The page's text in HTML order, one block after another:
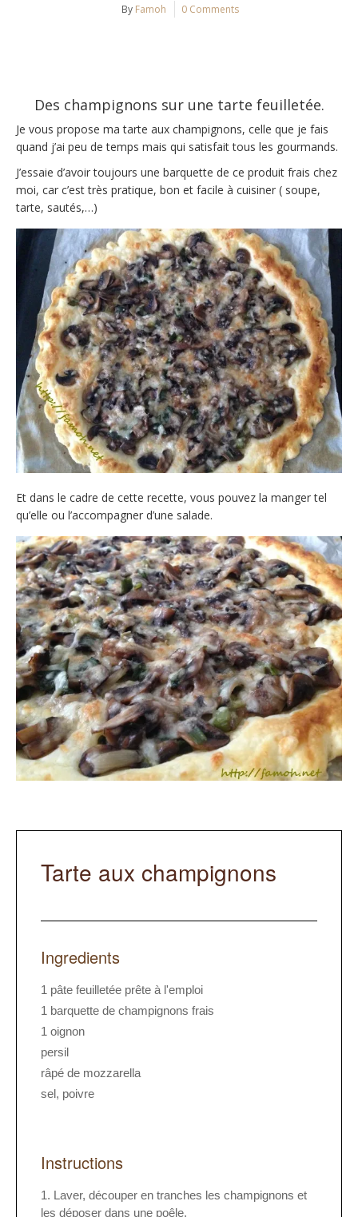
By Famoh 0 Comments
Des champignons sur une tarte feuilletée.
Je vous propose ma tarte aux champignons, celle que je fais
quand j’ai peu de temps mais qui satisfait tous les gourmands.
J’essaie d’avoir toujours une barquette de ce produit frais chez
moi, car c’est très pratique, bon et facile à cuisiner ( soupe,
tarte, sautés,…)
Et dans le cadre de cette recette, vous pouvez la manger tel
qu’elle ou l’accompagner d’une salade.
Tarte aux champignons
Ingredients
1 pâte feuilletée prête à l'emploi
1 barquette de champignons frais
1 oignon
persil
râpé de mozzarella
sel, poivre
Instructions
Laver, découper en tranches les champignons et
les déposer dans une poêle.